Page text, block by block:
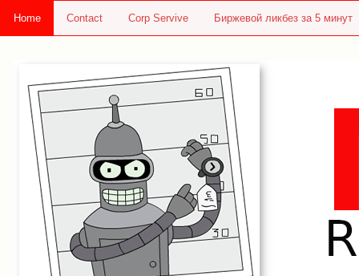
Home Contact Corp Servive Биржевой ликбез за 5 минут